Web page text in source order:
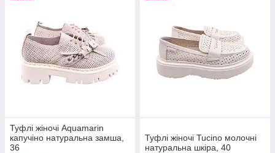
Туфлі жіночі Aquamarin
капучіно натуральна замша,
36
Туфлі жіночі Tucino молочні
натуральна шкіра, 40